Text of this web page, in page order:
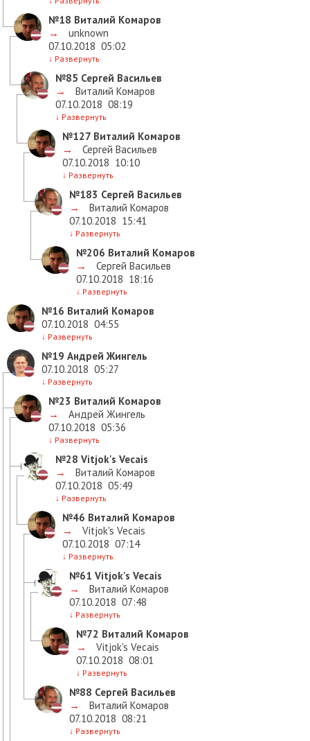
№18 Виталий Комаров
→
unknown
07.10.2018 05:02
↓ Развернуть
№85 Сергей Васильев
→
Виталий Комаров
07.10.2018 08:19
↓ Развернуть
№127 Виталий Комаров
→
Сергей Васильев
07.10.2018 10:10
↓ Развернуть
№183 Сергей Васильев
→
Виталий Комаров
07.10.2018 15:41
↓ Развернуть
№206 Виталий Комаров
→
Сергей Васильев
07.10.2018 18:16
↓ Развернуть
№16 Виталий Комаров
07.10.2018 04:55
↓ Развернуть
№19 Андрей Жингель
07.10.2018 05:27
↓ Развернуть
№23 Виталий Комаров
→
Андрей Жингель
07.10.2018 05:36
↓ Развернуть
№28 Vitjok's Vecais
→
Виталий Комаров
07.10.2018 05:49
↓ Развернуть
№46 Виталий Комаров
→
Vitjok's Vecais
07.10.2018 07:14
↓ Развернуть
№61 Vitjok's Vecais
→
Виталий Комаров
07.10.2018 07:48
↓ Развернуть
№72 Виталий Комаров
→
Vitjok's Vecais
07.10.2018 08:01
↓ Развернуть
№88 Сергей Васильев
→
Виталий Комаров
07.10.2018 08:21
↓ Развернуть